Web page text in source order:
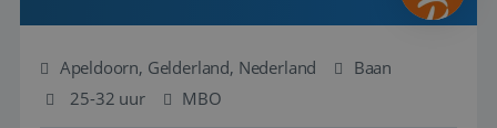
Apeldoorn, Gelderland, Nederland
Baan
25-32 uur
MBO